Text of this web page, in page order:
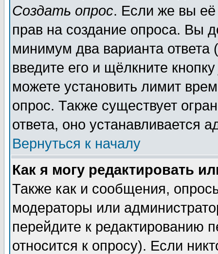
Создать опрос. Если же вы её
прав на создание опроса. Вы
минимум два варианта ответа
введите его и щёлкните
можете установить лимит
опрос. Также существует
ответа, оно устанавливается
Вернуться к началу
Как я могу редактировать
Также как и сообщения,
модераторы или
перейдите к редактированию
относится к опросу). Если